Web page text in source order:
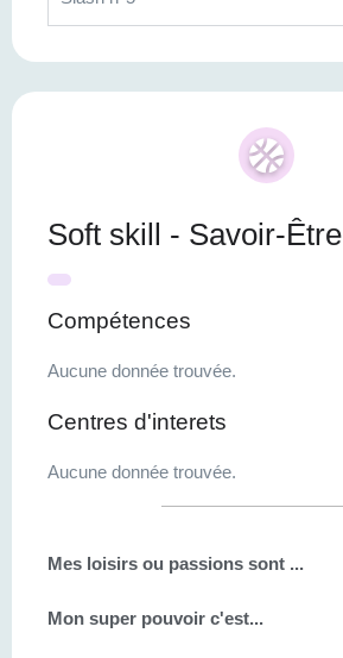
Soft skill - Savoir-Être
Compétences
Aucune donnée trouvée.
Centres d'interets
Aucune donnée trouvée.
Mes loisirs ou passions sont ...
Mon super pouvoir c'est...